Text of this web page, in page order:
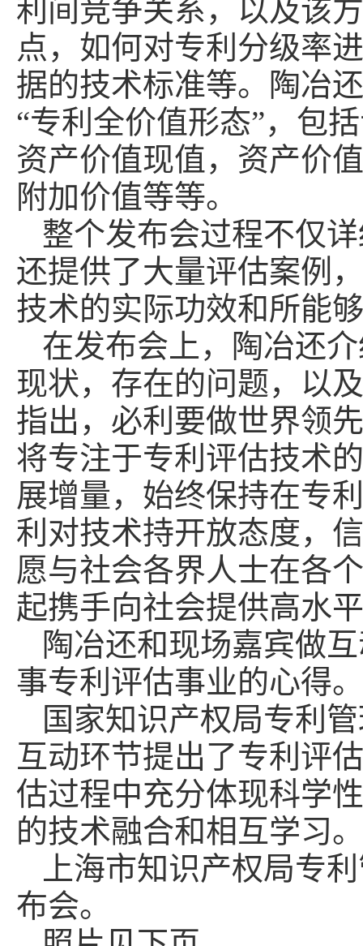
利间竞争关系，以及该
点，如何对专利分级率
据的技术标准等。陶冶
“专利全价值形态”，包
资产价值现值，资产价
附加价值等等。
整个发布会过程不仅
还提供了大量评估案例
技术的实际功效和所能
在发布会上，陶冶还
现状，存在的问题，以
指出，必利要做世界领
将专注于专利评估技术
展增量，始终保持在专
利对技术持开放态度，
愿与社会各界人士在各
起携手向社会提供高水
陶冶还和现场嘉宾做
事专利评估事业的心得。
国家知识产权局专利
互动环节提出了专利评
估过程中充分体现科学
的技术融合和相互学习。
上海市知识产权局专
布会。